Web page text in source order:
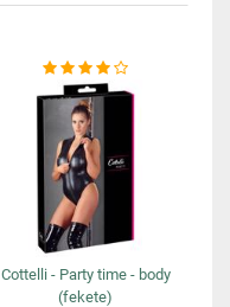
Cottelli - Party time - body
(fekete)